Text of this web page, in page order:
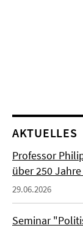
AKTUELLES
Professor
über 250
29.06.2026
Seminar